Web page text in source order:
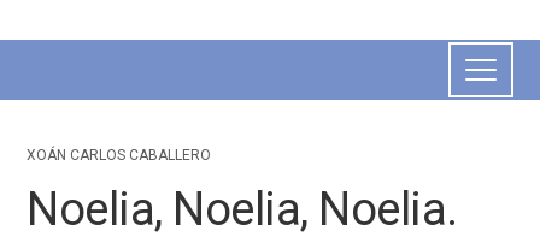
XOÁN CARLOS CABALLERO
Noelia, Noelia, Noelia.